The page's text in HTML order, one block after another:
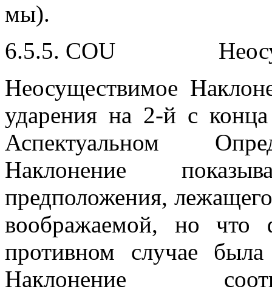
мы).
6.5.5. COU
Неосуществимое
ударения на 2-й с
Аспектуальном
Наклонение
предположения,
воображаемой, но что
противном случае
Наклонение